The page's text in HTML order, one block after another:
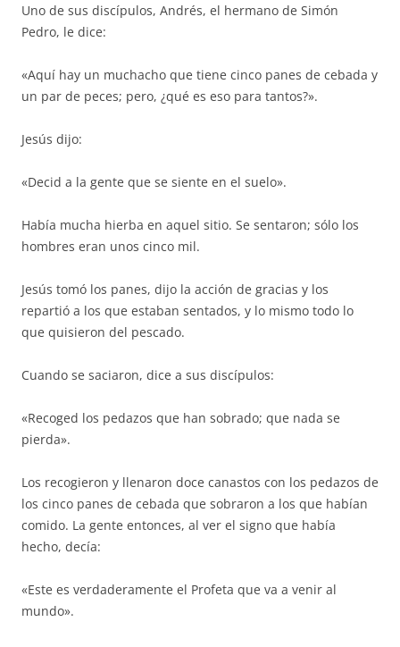
Uno de sus discípulos, Andrés, el hermano de Simón
Pedro, le dice:
«Aquí hay un muchacho que tiene cinco panes de cebada y
un par de peces; pero, ¿qué es eso para tantos?».
Jesús dijo:
«Decid a la gente que se siente en el suelo».
Había mucha hierba en aquel sitio. Se sentaron; sólo los
hombres eran unos cinco mil.
Jesús tomó los panes, dijo la acción de gracias y los
repartió a los que estaban sentados, y lo mismo todo lo
que quisieron del pescado.
Cuando se saciaron, dice a sus discípulos:
«Recoged los pedazos que han sobrado; que nada se
pierda».
Los recogieron y llenaron doce canastos con los pedazos de
los cinco panes de cebada que sobraron a los que habían
comido. La gente entonces, al ver el signo que había
hecho, decía:
«Este es verdaderamente el Profeta que va a venir al
mundo».